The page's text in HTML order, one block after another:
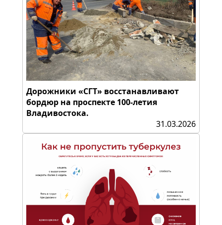
Дорожники «СГТ» восстанавливают
бордюр на проспекте 100-летия
Владивостока.
31.03.2026